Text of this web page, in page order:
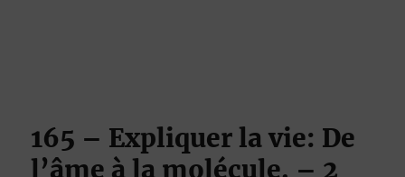
165 – Expliquer la vie: De
l’âme à la molécule. – 2